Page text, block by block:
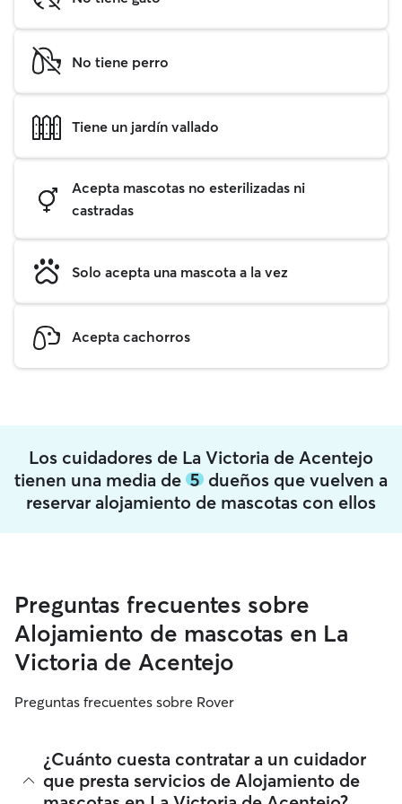
No tiene perro
Tiene un jardín vallado
Acepta mascotas no esterilizadas ni
castradas
Solo acepta una mascota a la vez
Acepta cachorros
Los cuidadores de La Victoria de Acentejo
tienen una media de 5 dueños que vuelven a
reservar alojamiento de mascotas con ellos
Preguntas frecuentes sobre
Alojamiento de mascotas en La
Victoria de Acentejo
Preguntas frecuentes sobre Rover
¿Cuánto cuesta contratar a un cuidador
que presta servicios de Alojamiento de